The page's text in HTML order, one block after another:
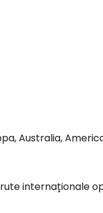
Australia,
internaționale
cu e-mailul